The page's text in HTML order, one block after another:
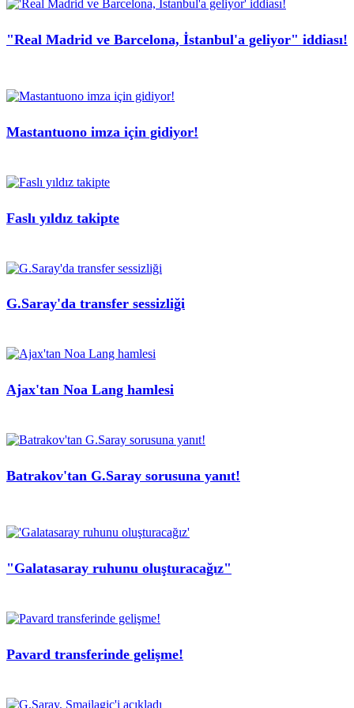
"Real Madrid ve Barcelona, İstanbul'a geliyor" iddiası!
Mastantuono imza için gidiyor!
Faslı yıldız takipte
G.Saray'da transfer sessizliği
Ajax'tan Noa Lang hamlesi
Batrakov'tan G.Saray sorusuna yanıt!
"Galatasaray ruhunu oluşturacağız"
Pavard transferinde gelişme!